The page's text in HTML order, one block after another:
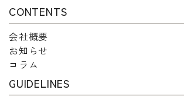
CONTENTS
会社概要
お知らせ
コラム
GUIDELINES